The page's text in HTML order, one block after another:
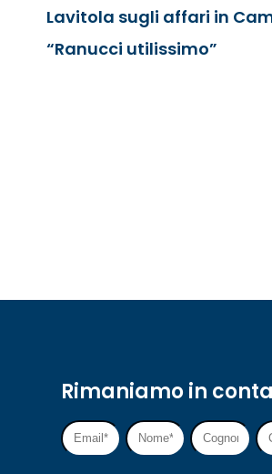
Lavitola sugli affari in
“Ranucci utilissimo”
Rimaniamo in